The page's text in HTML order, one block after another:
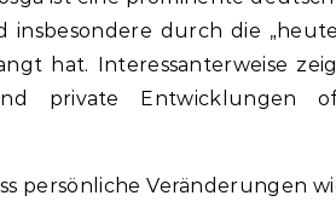
insbesondere durch die
hat. Interessanterweise
private Entwicklungen
persönliche Veränderungen